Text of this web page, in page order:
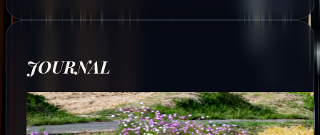
JOURNAL